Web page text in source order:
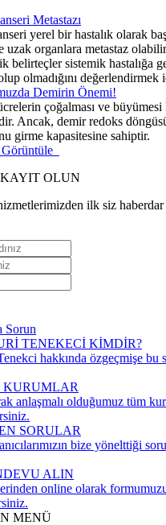
Metastazı
yerel bir hastalık olarak
uzak organlara metastaz
belirteçler sistemik hastalığa
olup olmadığını değerlendirmek
Demirin Önemi!
çoğalması ve büyümesi
Ancak, demir redoks
girme kapasitesine sahiptir.
OLUN
ilk siz
TENEKECİ KİMDİR?
hakkında özgeçmişe bu
anlaşmalı olduğumuz tüm
SORULAR
bize yönelttiği
ALIN
online olarak
MENÜ